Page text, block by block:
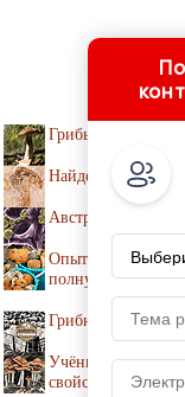
Грибы связывают
Найден
Австралийский
Опытные
полную корзину
Грибная ферма -
Учёные
свойств грибов